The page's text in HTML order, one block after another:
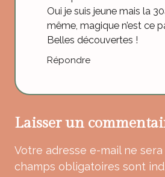
Oui je suis jeune mais la
même, magique n’est ce
Belles découvertes !
Répondre
Laisser un
Votre adresse e-mail ne
champs obligatoires sont